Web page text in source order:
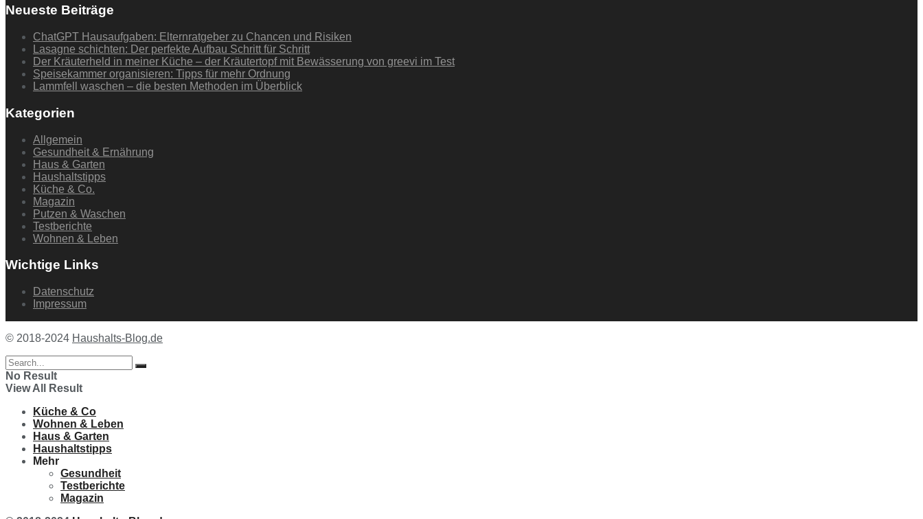
Neueste Beiträge
ChatGPT Hausaufgaben: Elternratgeber zu Chancen und Risiken
Lasagne schichten: Der perfekte Aufbau Schritt für Schritt
Der Kräuterheld in meiner Küche – der Kräutertopf mit Bewässerung von greevi im Test
Speisekammer organisieren: Tipps für mehr Ordnung
Lammfell waschen – die besten Methoden im Überblick
Kategorien
Allgemein
Gesundheit & Ernährung
Haus & Garten
Haushaltstipps
Küche & Co.
Magazin
Putzen & Waschen
Testberichte
Wohnen & Leben
Wichtige Links
Datenschutz
Impressum
© 2018-2024 Haushalts-Blog.de
No Result
View All Result
Küche & Co
Wohnen & Leben
Haus & Garten
Haushaltstipps
Mehr
Gesundheit
Testberichte
Magazin